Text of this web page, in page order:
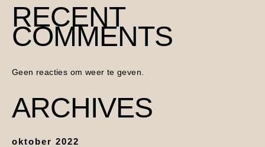
RECENT
COMMENTS
Geen reacties om weer te geven.
ARCHIVES
oktober 2022